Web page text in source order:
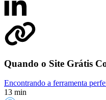
Quando o Site Grátis
Encontrando a ferramenta
13 min